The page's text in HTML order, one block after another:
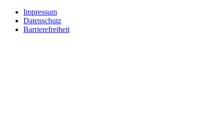
Impressum
Datenschutz
Barrierefreiheit